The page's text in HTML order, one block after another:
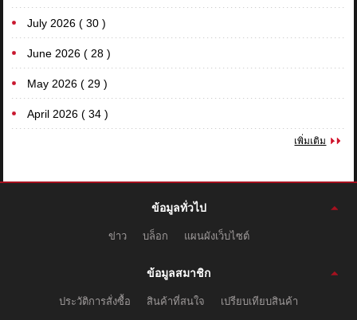
July 2026 ( 30 )
June 2026 ( 28 )
May 2026 ( 29 )
April 2026 ( 34 )
เพิ่มเติม
ข้อมูลทั่วไป
ข่าว บล็อก แผนผังเว็บไซต์
ข้อมูลสมาชิก
ประวัติการสั่งซื้อ สินค้าที่สนใจ เปรียบเทียบสินค้า